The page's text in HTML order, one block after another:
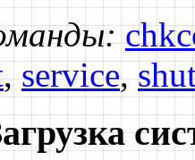
,service,